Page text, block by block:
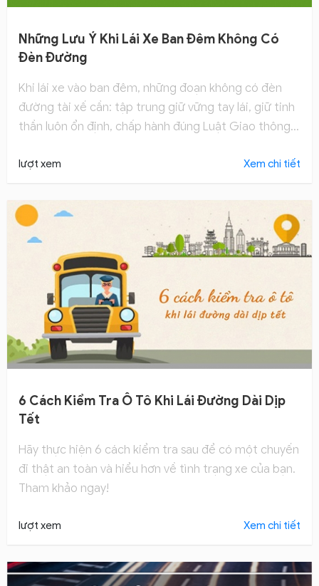
Những Lưu Ý Khi Lái Xe Ban Đêm Không Có
Đèn Đường
Khi lái xe vào ban đêm, những đoạn không có đèn
đường tài xế cần: tập trung giữ vững tay lái, giữ tinh
thần luôn ổn định, chấp hành đúng Luật Giao thông,
đảm bảo an toàn khi lái xe.
lượt xem Xem chi tiết
6 Cách Kiểm Tra Ô Tô Khi Lái Đường Dài Dịp
Tết
Hãy thực hiện 6 cách kiểm tra sau để có một chuyến
đi thật an toàn và hiểu hơn về tình trạng xe của bạn.
Tham khảo ngay!
lượt xem Xem chi tiết